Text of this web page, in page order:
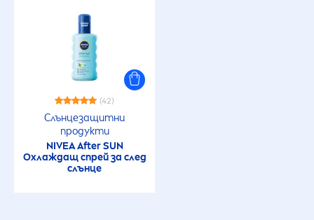
(42)
Слънцезащитни
продукти
NIVEAAfterSUN
Охлаждащ спрей за след
слънце